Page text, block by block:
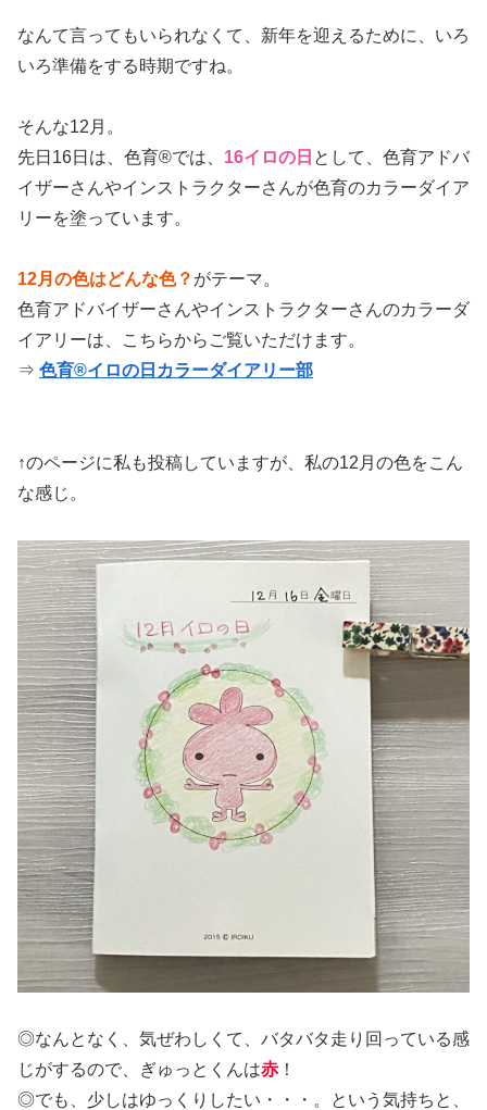
なんて言ってもいられなくて、新年を迎えるために、いろ
いろ準備をする時期ですね。
そんな12月。
先日16日は、色育®では、 16イロの日 として、色育アドバ
イザーさんやインストラクターさんが色育のカラーダイア
リーを塗っています。
12月の色はどんな色？ がテーマ。
色育アドバイザーさんやインストラクターさんのカラーダ
イアリーは、こちらからご覧いただけます。
⇒ 色育®イロの日カラーダイアリー部
↑のページに私も投稿していますが、私の12月の色をこん
な感じ。
◎なんとなく、気ぜわしくて、バタバタ走り回っている感
じがするので、ぎゅっとくんは赤 ！
◎でも、少しはゆっくりしたい・・・。という気持ちと、